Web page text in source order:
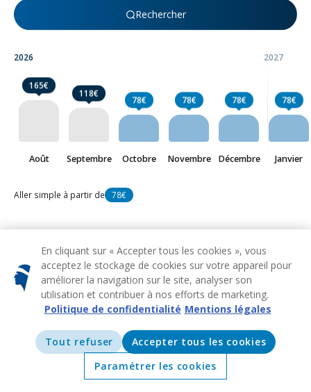
Offres Explorer
Rechercher
2026
165€
Août
118€
Septembre
78€
Octobre
78€
Novembre
78€
Décembre
2027
78€
Janvier
Aller simple à partir de 78€
Calvià partir de78€
Marseille
CLY
Calvi
À partir de
CLY
Calvi
À partir de
80€
CLY
Calvi
En cliquant sur « Accepter tous les cookies », vous
acceptez le stockage de cookies sur votre appareil pour
améliorer la navigation sur le site, analyser son
utilisation et contribuer à nos efforts de marketing.
Politique de confidentialité Mentions légales
Tout refuser
Accepter tous les cookies
Paramétrer les cookies